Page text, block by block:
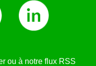
ou à notre flux RSS